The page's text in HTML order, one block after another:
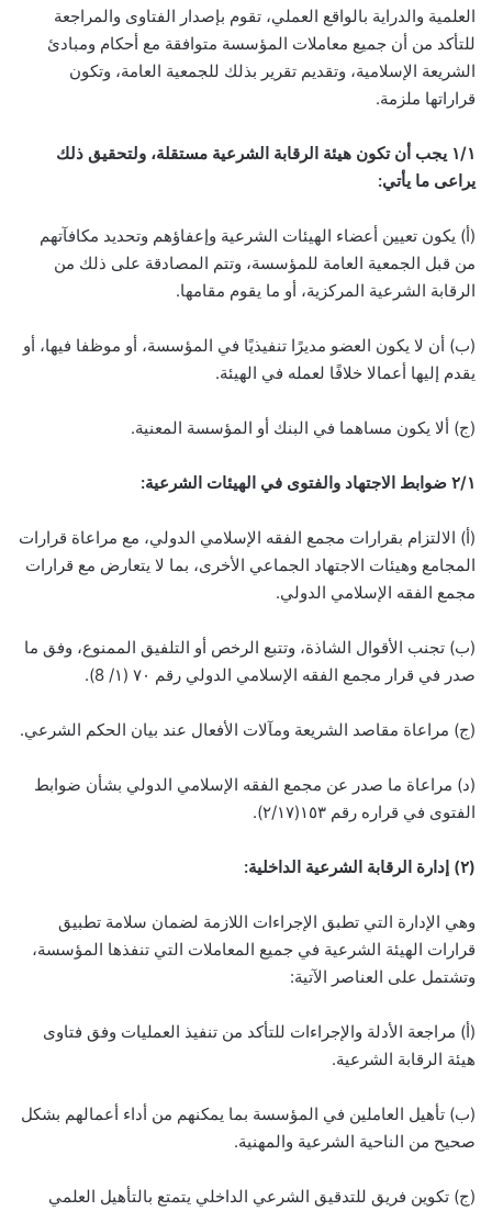
العلمية والدراية بالواقع العملي، تقوم بإصدار الفتاوى والمراجعة
للتأكد من أن جميع معاملات المؤسسة متوافقة مع أحكام ومبادئ
الشريعة الإسلامية، وتقديم تقرير بذلك للجمعية العامة، وتكون
قراراتها ملزمة.
١/١ يجب أن تكون هيئة الرقابة الشرعية مستقلة، ولتحقيق ذلك
يراعى ما يأتي:
(أ) يكون تعيين أعضاء الهيئات الشرعية وإعفاؤهم وتحديد مكافآتهم
من قبل الجمعية العامة للمؤسسة، وتتم المصادقة على ذلك من
الرقابة الشرعية المركزية، أو ما يقوم مقامها.
(ب) أن لا يكون العضو مديرًا تنفيذيًا في المؤسسة، أو موظفا فيها، أو
يقدم إليها أعمالا خلافًا لعمله في الهيئة.
(ج) ألا يكون مساهما في البنك أو المؤسسة المعنية.
۲/۱ ضوابط الاجتهاد والفتوى في الهيئات الشرعية:
(أ) الالتزام بقرارات مجمع الفقه الإسلامي الدولي، مع مراعاة قرارات
المجامع وهيئات الاجتهاد الجماعي الأخرى، بما لا يتعارض مع قرارات
مجمع الفقه الإسلامي الدولي.
(ب) تجنب الأقوال الشاذة، وتتبع الرخص أو التلفيق الممنوع، وفق ما
صدر في قرار مجمع الفقه الإسلامي الدولي رقم ۷۰ (۱/ 8).
(ج) مراعاة مقاصد الشريعة ومآلات الأفعال عند بيان الحكم الشرعي.
(د) مراعاة ما صدر عن مجمع الفقه الإسلامي الدولي بشأن ضوابط
الفتوى في قراره رقم ١٥٣(٢/١٧).
(۲) إدارة الرقابة الشرعية الداخلية:
وهي الإدارة التي تطبق الإجراءات اللازمة لضمان سلامة تطبيق
قرارات الهيئة الشرعية في جميع المعاملات التي تنفذها المؤسسة،
وتشتمل على العناصر الآتية:
(أ) مراجعة الأدلة والإجراءات للتأكد من تنفيذ العمليات وفق فتاوى
هيئة الرقابة الشرعية.
(ب) تأهيل العاملين في المؤسسة بما يمكنهم من أداء أعمالهم بشكل
صحيح من الناحية الشرعية والمهنية.
(ج) تكوين فريق للتدقيق الشرعي الداخلي يتمتع بالتأهيل العلمي